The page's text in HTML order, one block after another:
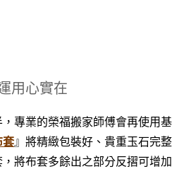
用心實在
， 專業的榮福搬家師傅會再使用基
套』將精緻包裝好、貴重玉石完整
， 將布套多餘出之部分反摺可增加